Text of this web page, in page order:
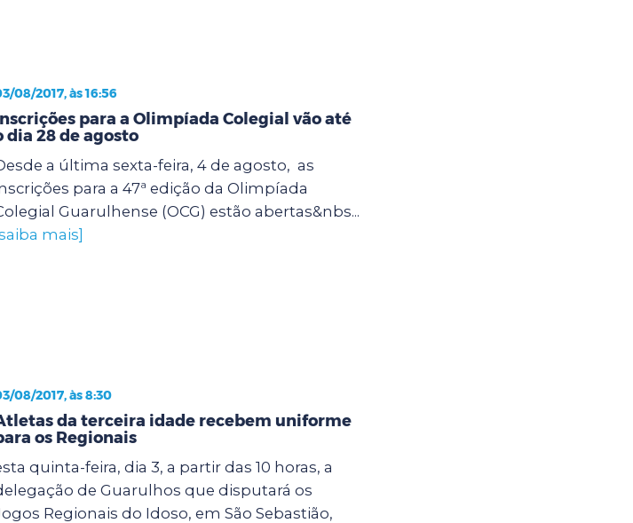
08/2017, às 16:56
para a Olimpíada Colegial vão até
dia 28 de agosto
a última sexta-feira, 4 de agosto, as
para a 47ª edição da Olimpíada
Guarulhense (OCG) estão abertas&nbs...
mais]
08/2017, às 8:30
da terceira idade recebem uniforme
os Regionais
quinta-feira, dia 3, a partir das 10 horas, a
de Guarulhos que disputará os
Regionais do Idoso, em São Sebastião,